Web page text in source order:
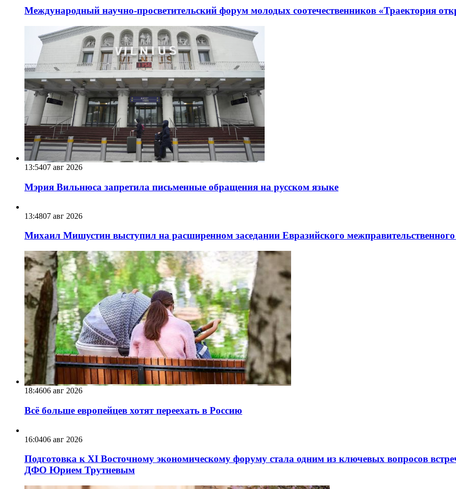
Международный научно-просветительский форум молодых соотечественников «Траектория
13:5407 авг 2026
Мэрия Вильнюса запретила письменные обращения на русском языке
13:4807 авг 2026
Михаил Мишустин выступил на расширенном заседании Евразийского
18:4606 авг 2026
Всё больше европейцев хотят переехать в Россию
16:0406 авг 2026
Подготовка к XI Восточному экономическому форуму стала одним из ключевых вопросов
ДФО Юрием Трутневым